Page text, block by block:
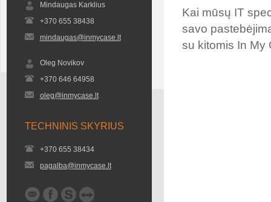
Mindaugas Karklius
+370 655 38438
mindaugas@inmycase.lt
Oleg Novikov
+370 646 64958
oleg@inmycase.lt
TECHNINIS SKYRIUS
+370 655 38434
pagalba@inmycase.lt
Kai mūsų IT
savo
su kitomis In My